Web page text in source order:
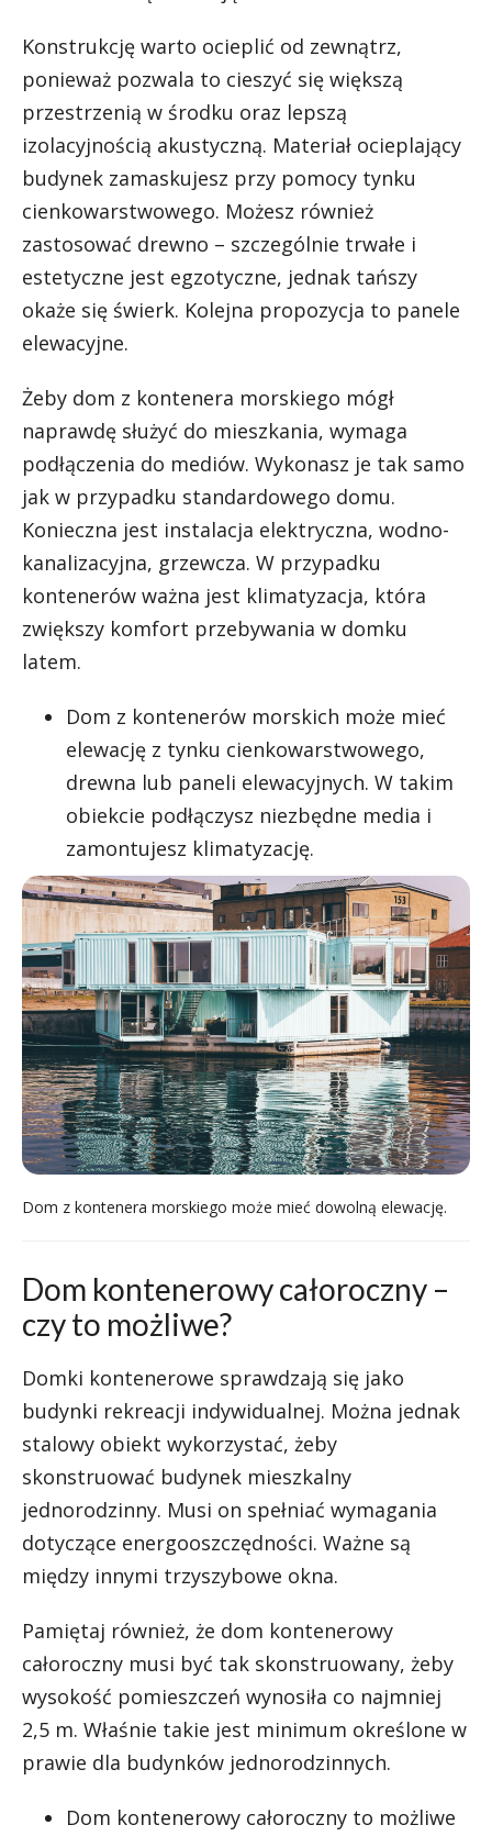
Konstrukcję warto ocieplić od zewnątrz,
ponieważ pozwala to cieszyć się większą
przestrzenią w środku oraz lepszą
izolacyjnością akustyczną. Materiał ocieplający
budynek zamaskujesz przy pomocy tynku
cienkowarstwowego. Możesz również
zastosować drewno – szczególnie trwałe i
estetyczne jest egzotyczne, jednak tańszy
okaże się świerk. Kolejna propozycja to panele
elewacyjne.
Żeby dom z kontenera morskiego mógł
naprawdę służyć do mieszkania, wymaga
podłączenia do mediów. Wykonasz je tak samo
jak w przypadku standardowego domu.
Konieczna jest instalacja elektryczna, wodno-
kanalizacyjna, grzewcza. W przypadku
kontenerów ważna jest klimatyzacja, która
zwiększy komfort przebywania w domku
latem.
Dom z kontenerów morskich może mieć
elewację z tynku cienkowarstwowego,
drewna lub paneli elewacyjnych. W takim
obiekcie podłączysz niezbędne media i
zamontujesz klimatyzację.
Dom z kontenera morskiego może mieć dowolną elewację.
Dom kontenerowy całoroczny –
czy to możliwe?
Domki kontenerowe sprawdzają się jako
budynki rekreacji indywidualnej. Można jednak
stalowy obiekt wykorzystać, żeby
skonstruować budynek mieszkalny
jednorodzinny. Musi on spełniać wymagania
dotyczące energooszczędności. Ważne są
między innymi trzyszybowe okna.
Pamiętaj również, że dom kontenerowy
całoroczny musi być tak skonstruowany, żeby
wysokość pomieszczeń wynosiła co najmniej
2,5 m. Właśnie takie jest minimum określone w
prawie dla budynków jednorodzinnych.
Dom kontenerowy całoroczny to możliwe